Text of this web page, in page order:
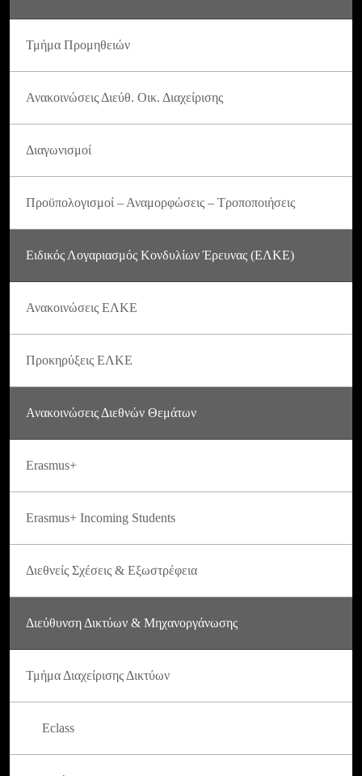
Τμήμα Προμηθειών
Ανακοινώσεις Διεύθ. Οικ. Διαχείρισης
Διαγωνισμοί
Προϋπολογισμοί – Αναμορφώσεις – Τροποποιήσεις
Ειδικός Λογαριασμός Κονδυλίων Έρευνας (ΕΛΚΕ)
Ανακοινώσεις ΕΛΚΕ
Προκηρύξεις ΕΛΚΕ
Ανακοινώσεις Διεθνών Θεμάτων
Erasmus+
Erasmus+ Incoming Students
Διεθνείς Σχέσεις & Εξωστρέφεια
Διεύθυνση Δικτύων & Μηχανοργάνωσης
Τμήμα Διαχείρισης Δικτύων
Eclass